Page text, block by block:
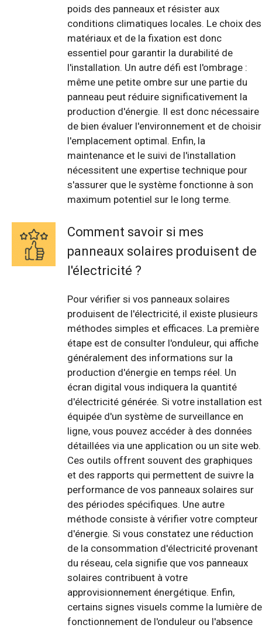
poids des panneaux et résister aux
conditions climatiques locales. Le choix des
matériaux et de la fixation est donc
essentiel pour garantir la durabilité de
l'installation. Un autre défi est l'ombrage :
même une petite ombre sur une partie du
panneau peut réduire significativement la
production d'énergie. Il est donc nécessaire
de bien évaluer l'environnement et de choisir
l'emplacement optimal. Enfin, la
maintenance et le suivi de l'installation
nécessitent une expertise technique pour
s'assurer que le système fonctionne à son
maximum potentiel sur le long terme.
Comment savoir si mes
panneaux solaires produisent de
l'électricité ?
Pour vérifier si vos panneaux solaires
produisent de l'électricité, il existe plusieurs
méthodes simples et efficaces. La première
étape est de consulter l'onduleur, qui affiche
généralement des informations sur la
production d'énergie en temps réel. Un
écran digital vous indiquera la quantité
d'électricité générée. Si votre installation est
équipée d'un système de surveillance en
ligne, vous pouvez accéder à des données
détaillées via une application ou un site web.
Ces outils offrent souvent des graphiques
et des rapports qui permettent de suivre la
performance de vos panneaux solaires sur
des périodes spécifiques. Une autre
méthode consiste à vérifier votre compteur
d'énergie. Si vous constatez une réduction
de la consommation d'électricité provenant
du réseau, cela signifie que vos panneaux
solaires contribuent à votre
approvisionnement énergétique. Enfin,
certains signes visuels comme la lumière de
fonctionnement de l'onduleur ou l'absence